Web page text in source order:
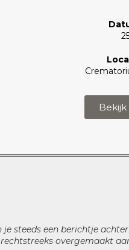
je steeds een berichtje
overgemaakt